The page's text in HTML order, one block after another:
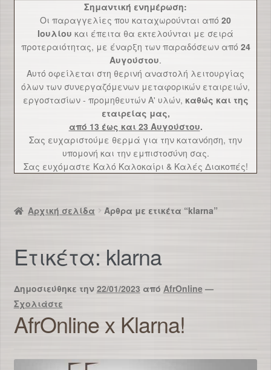
Επικοινωνία
Σημαντική ενημέρωση:
Οι παραγγελίες που καταχωρούνται από 20
Ιουλίου και έπειτα θα εκτελούνται με σειρά
προτεραιότητας, με έναρξη των παραδόσεων από 24
Αυγούστου.
Αυτό οφείλεται στη θερινή αναστολή λειτουργίας
όλων των συνεργαζόμενων μεταφορικών εταιρειών,
εργοστασίων - προμηθευτών Α' υλών, καθώς και της
εταιρείας μας,
από 13 έως και 23 Αυγούστου.
Σας ευχαριστούμε θερμά για την κατανόηση, την
υπομονή και την εμπιστοσύνη σας.
Σας ευχόμαστε Καλό Καλοκαίρι & Καλές Διακοπές!
Αρχική σελίδα Άρθρα με ετικέτα “klarna”
Ετικέτα: klarna
Δημοσιεύθηκε την 22/01/2023 από AfrOnline —
Σχολιάστε
AfrOnline x Klarna!